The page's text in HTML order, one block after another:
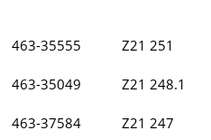
463-35555 Z21 251
463-35049 Z21 248.1
463-37584 Z21 247